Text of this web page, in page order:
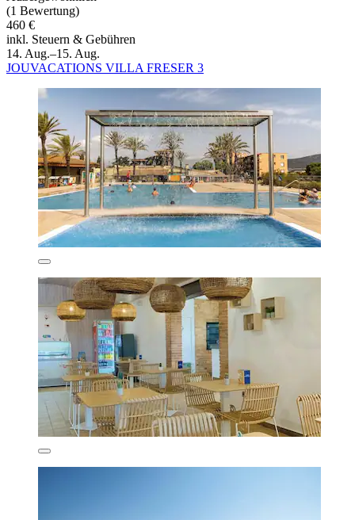
(1 Bewertung)
460 €
inkl. Steuern & Gebühren
14. Aug.–15. Aug.
JOUVACATIONS VILLA FRESER 3